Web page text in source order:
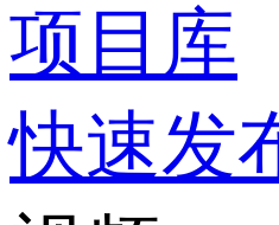
项目库
快速发